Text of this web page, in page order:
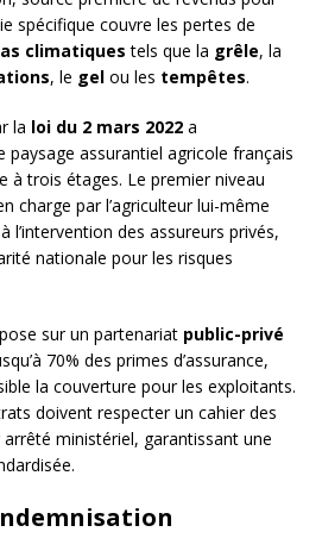
spécifique couvre les pertes de
climatiques tels que la grêle, la
, le gel ou les tempêtes.
la loi du 2 mars 2022 a
assurantiel agricole français
à trois étages. Le premier niveau
charge par l’agriculteur lui-même
l’intervention des assureurs privés,
nationale pour les risques
sur un partenariat public-privé
70% des primes d’assurance,
la couverture pour les exploitants.
doivent respecter un cahier des
ministériel, garantissant une